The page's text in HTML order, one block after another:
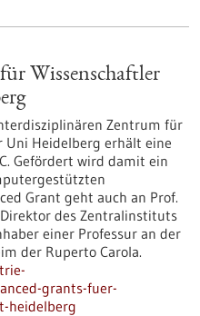
Wissenschaftler
Zentrum für
Uni Heidelberg erhält eine
Gefördert wird damit ein
Grant geht auch an Prof.
des Zentralinstituts
einer Professur an der
der Ruperto Carola.
grants-fuer-
heidelberg